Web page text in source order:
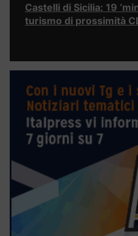
Castelli di Sicilia: 19
turismo di prossimità